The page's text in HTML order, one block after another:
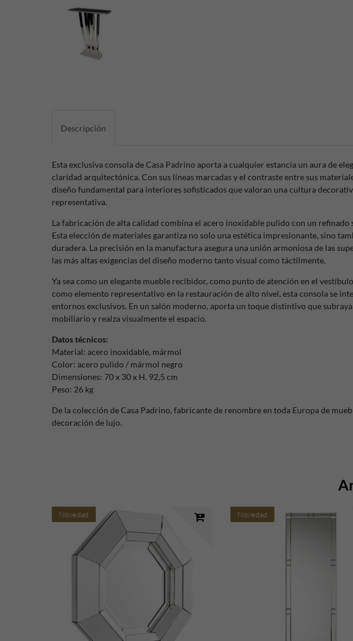
Descripción
Esta exclusiva consola de Casa Padrino aporta a cualquier estancia un aura de
claridad arquitectónica. Con sus líneas marcadas y el contraste entre sus
diseño fundamental para interiores sofisticados que valoran una cultura
representativa.
La fabricación de alta calidad combina el acero inoxidable pulido con un refinado
Esta elección de materiales garantiza no solo una estética impresionante, sino
duradera. La precisión en la manufactura asegura una unión armoniosa de las
las más altas exigencias del diseño moderno tanto visual como táctilmente.
Ya sea como un elegante mueble recibidor, como punto de atención en el
como elemento representativo en la restauración de alto nivel, esta consola se
entornos exclusivos. En un salón moderno, aporta un toque distintivo que
mobiliario y realza visualmente el espacio.
Datos técnicos:
Material: acero inoxidable, mármol
Color: acero pulido / mármol negro
Dimensiones: 70 x 30 x H. 92,5 cm
Peso: 26 kg
De la colección de Casa Padrino, fabricante de renombre en toda Europa de
decoración de lujo.
Novedad Novedad